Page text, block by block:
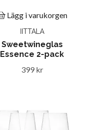
Lägg i varukorgen
IITTALA
Sweetwineglas
Essence 2-pack
399 kr